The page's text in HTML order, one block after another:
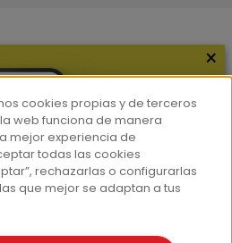
Prensa
Consumer
×
cookies propias y de terceros
web funciona de manera
mejor experiencia de
todas las cookies
rechazarlas o configurarlas
que mejor se adaptan a tus